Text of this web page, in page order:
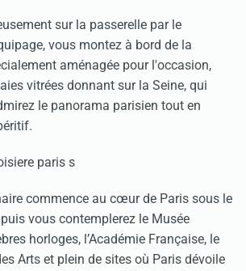
sur la passerelle par le
vous montez à bord de la
aménagée pour l'occasion,
vitrées donnant sur la Seine, qui
le panorama parisien tout en
commence au cœur de Paris sous le
vous contemplerez le Musée
horloges, l’Académie Française, le
Arts et plein de sites où Paris dévoile